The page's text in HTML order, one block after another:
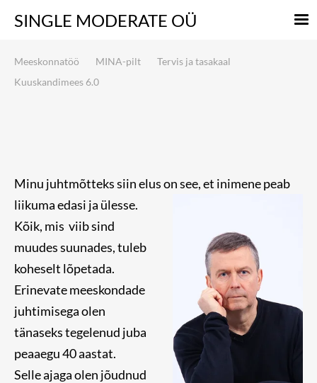
SINGLE MODERATE OÜ
Meeskonnatöö MINA-pilt
Tervis ja tasakaal
Kuuskandimees 6.0
Minu juhtmõtteks siin elus on see, et inimene peab
liikuma edasi ja ülesse.
Kõik, mis viib sind
muudes suunades, tuleb
koheselt lõpetada.
Erinevate meeskondade
juhtimisega olen
tänaseks tegelenud juba
peaaegu 40 aastat.
Selle ajaga olen jõudnud